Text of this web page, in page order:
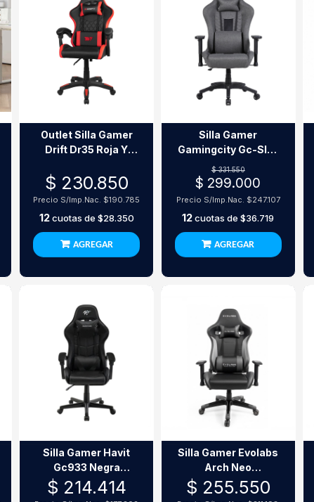
Outlet Silla Gamer
Drift Dr35 Roja Y
Brazos)
$ 230.850
Precio S/Imp.Nac. $190.785
12cuotas de $28.350
AGREGAR
Silla Gamer
Gamingcity Gc-Sl01
Negra Ergonómica
150Kg
$ 331.550
$ 299.000
Precio S/Imp.Nac. $247.107
12cuotas de$36.719
AGREGAR
Silla Gamer Havit
Gc933 Negra
Reclinable 130°
$ 214.414
Silla Gamer Evolabs
Arch Neo
Ergonómica
Reclinable
$ 255.550